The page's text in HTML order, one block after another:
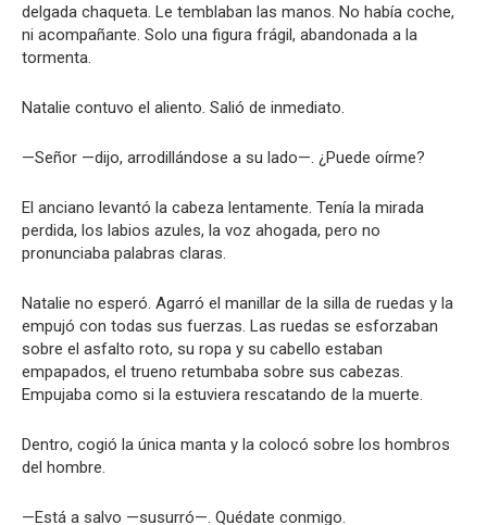
delgada chaqueta. Le temblaban las manos. No había coche,
ni acompañante. Solo una figura frágil, abandonada a la
tormenta.
Natalie contuvo el aliento. Salió de inmediato.
—Señor —dijo, arrodillándose a su lado—. ¿Puede oírme?
El anciano levantó la cabeza lentamente. Tenía la mirada
perdida, los labios azules, la voz ahogada, pero no
pronunciaba palabras claras.
Natalie no esperó. Agarró el manillar de la silla de ruedas y la
empujó con todas sus fuerzas. Las ruedas se esforzaban
sobre el asfalto roto, su ropa y su cabello estaban
empapados, el trueno retumbaba sobre sus cabezas.
Empujaba como si la estuviera rescatando de la muerte.
Dentro, cogió la única manta y la colocó sobre los hombros
del hombre.
—Está a salvo —susurró—. Quédate conmigo.